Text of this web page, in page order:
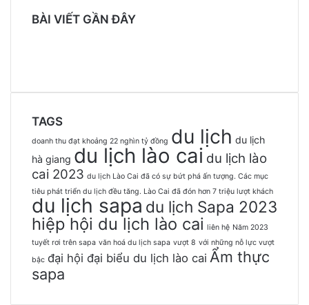
BÀI VIẾT GẦN ĐÂY
TAGS
doanh thu đạt khoảng 22 nghìn tỷ đồng du lịch du lịch
hà giang du lịch lào cai du lịch lào
cai 2023 du lịch Lào Cai đã có sự bứt phá ấn tượng. Các mục
tiêu phát triển du lịch đều tăng. Lào Cai đã đón hơn 7 triệu lượt khách
du lịch sapa du lịch Sapa 2023
hiệp hội du lịch lào cai liên hệ Năm 2023
tuyết rơi trên sapa văn hoá du lịch sapa vượt 8 với những nỗ lực vượt
bậc đại hội đại biểu du lịch lào cai Ẩm thực
sapa